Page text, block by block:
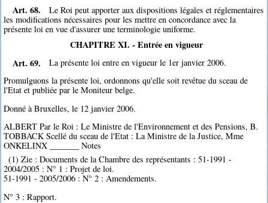
Art. 68.
Le Roi peut apporter aux dispositions légales et réglementaires
les modifications nécessaires pour les mettre en concordance avec la
présente loi en vue d'assurer une terminologie uniforme.
CHAPITRE XI. - Entrée en vigueur
Art. 69.
La présente loi entre en vigueur le 1er janvier 2006.
Promulguons la présente loi, ordonnons qu'elle soit revêtue du sceau de
l'Etat et publiée par le Moniteur belge.
Donné à Bruxelles, le 12 janvier 2006.
ALBERT Par le Roi : Le Ministre de l'Environnement et des Pensions, B.
TOBBACK Scellé du sceau de l'Etat : La Ministre de la Justice, Mme
ONKELINX _______ Notes
(1) Zie : Documents de la Chambre des représentants : 51-1991 -
2004/2005 : N° 1 : Projet de loi.
51-1991 - 2005/2006 : N° 2 : Amendements.
N° 3 : Rapport.